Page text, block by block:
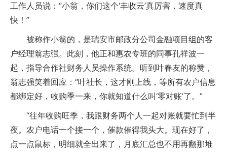
工作人员说：“小翁，你们这个‘丰收云’真厉害，速度真
快！”
被称作小翁的，是瑞安市邮政分公司金融项目组的客
户经理翁志强。此刻，他正和惠农专班的同事孔祥波一
起，指导合作社财务人员操作系统。听到叶春友的称赞，
翁志强笑着回应：“叶社长，这才刚上线，等所有农户信息
都绑定好，收购季一来，你就知道什么叫‘零对账’了。”
“往年收购旺季，我跟财务两个人一起对账就要忙到半
夜。农户电话一个接一个，催款催得我头大。现在好了，
点一点鼠标，明细就全出来了，月底汇总也不用再翻那堆